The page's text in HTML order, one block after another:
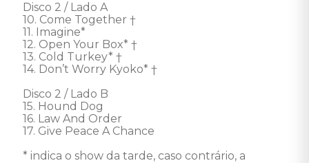
Disco 2 / Lado A
10. Come Together †
11. Imagine*
12. Open Your Box* †
13. Cold Turkey* †
14. Don’t Worry Kyoko* †
Disco 2 / Lado B
15. Hound Dog
16. Law And Order
17. Give Peace A Chance
* indica o show da tarde, caso contrário, a